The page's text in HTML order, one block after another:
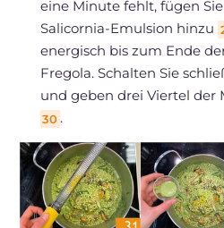
eine Minute fehlt, fügen Sie
Salicornia-Emulsion hinzu
energisch bis zum Ende
Fregola. Schalten Sie
und geben drei Viertel der
30 .